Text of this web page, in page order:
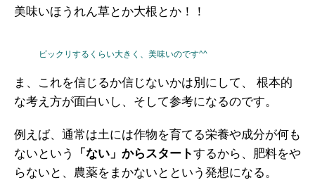
美味いほうれん草とか大根とか！！
ビックリするくらい大きく、美味いのです^^
ま、これを信じるか信じないかは別にして、
根本的
な考え方が面白いし、そして参考になるのです。
例えば、通常は土には作物を育てる栄養や成分が何も
ないという
「ない」からスタートするから、肥料をや
らないと、農薬をまかないとという発想になる。